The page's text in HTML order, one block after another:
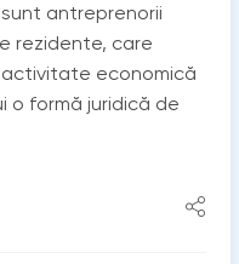
antreprenorii
rezidente, care
activitate economică
o formă juridică de